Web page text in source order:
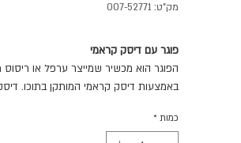
מק"ט: 007-52771
פוגר עם דיסק קראמי
הפוגר הוא מכשיר שמייצר ערפל או ריסוס
באמצעות דיסק קראמי המותקן בתוכו.
ייצור הערפל. תוחלת החיים של דיסק
כמות *